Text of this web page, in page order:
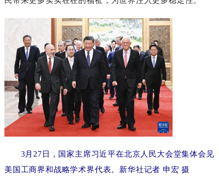
3月27日，国家主席习近平在北京人民大会堂集体会见
美国工商界和战略学术界代表。新华社记者申宏摄